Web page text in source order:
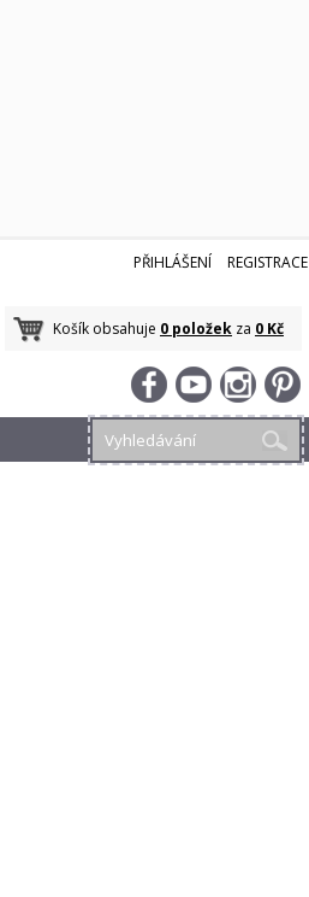
PŘIHLÁŠENÍ REGISTRACE
Košík obsahuje 0 položek za 0 Kč